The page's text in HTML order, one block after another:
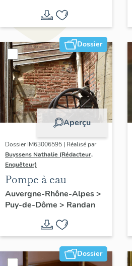
Dossier
Aperçu
Dossier IM63006595 | Réalisé par
Buyssens Nathalie (Rédacteur,
Enquêteur)
Pompe à eau
Auvergne-Rhône-Alpes>
Puy-de-Dôme > Randan
Dossier